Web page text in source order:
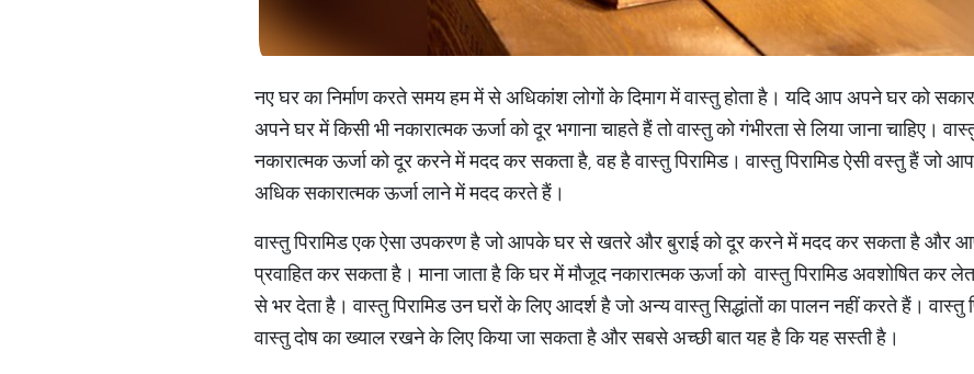
नए घर का निर्माण करते समय हम में से अधिकांश लोगों के दिमाग में वास्तु होता है। यदि आप अपने घर को
अपने घर में किसी भी नकारात्मक ऊर्जा को दूर भगाना चाहते हैं तो वास्तु को गंभीरता से लिया जाना चाहिए।
नकारात्मक ऊर्जा को दूर करने में मदद कर सकता है, वह है वास्तु पिरामिड। वास्तु पिरामिड ऐसी वस्तु हैं जो
अधिक सकारात्मक ऊर्जा लाने में मदद करते हैं।
वास्तु पिरामिड एक ऐसा उपकरण है जो आपके घर से खतरे और बुराई को दूर करने में मदद कर सकता है और
प्रवाहित कर सकता है। माना जाता है कि घर में मौजूद नकारात्मक ऊर्जा को वास्तु पिरामिड अवशोषित कर
से भर देता है। वास्तु पिरामिड उन घरों के लिए आदर्श है जो अन्य वास्तु सिद्धांतों का पालन नहीं करते हैं।
वास्तु दोष का ख्याल रखने के लिए किया जा सकता है और सबसे अच्छी बात यह है कि यह सस्ती है।